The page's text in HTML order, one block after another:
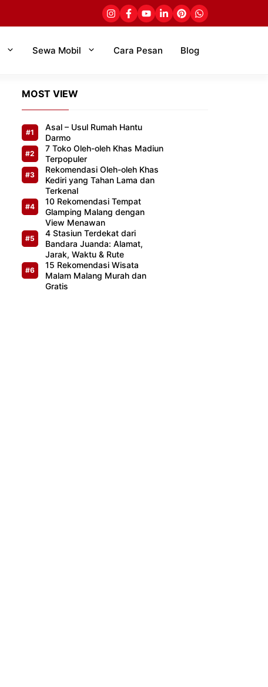
Sewa Mobil Cara Pesan Blog
MOST VIEW
Asal – Usul Rumah Hantu
Darmo
7 Toko Oleh-oleh Khas Madiun
Terpopuler
Rekomendasi Oleh-oleh Khas
Kediri yang Tahan Lama dan
Terkenal
10 Rekomendasi Tempat
Glamping Malang dengan
View Menawan
4 Stasiun Terdekat dari
Bandara Juanda: Alamat,
Jarak, Waktu & Rute
15 Rekomendasi Wisata
Malam Malang Murah dan
Gratis